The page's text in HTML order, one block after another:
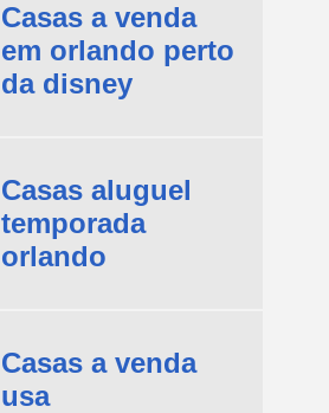
Casas a venda
em orlando perto
da disney
Casas aluguel
temporada
orlando
Casas a venda
usa